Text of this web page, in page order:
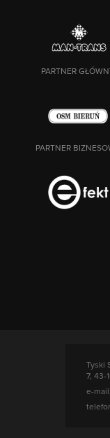
PARTNER
PARTNER
Tyski
7, 43-
e-mail: